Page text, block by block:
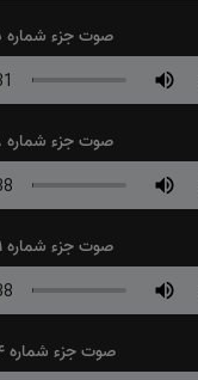
صوت جزء شماره 15
صوت جزء شماره 18
صوت جزء شماره 21
صوت جزء شماره 24